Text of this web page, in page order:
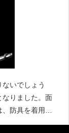
いでしょう
なりました。面
防具を着用し
ですが、平日の